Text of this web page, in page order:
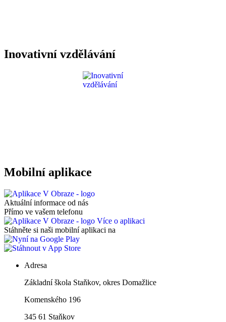
Inovativní vzdělávání
Mobilní aplikace
Aktuální informace od nás
Přímo ve vašem telefonu
Více o aplikaci
Stáhněte si naši mobilní aplikaci na
Adresa
Základní škola Staňkov, okres Domažlice
Komenského 196
345 61 Staňkov